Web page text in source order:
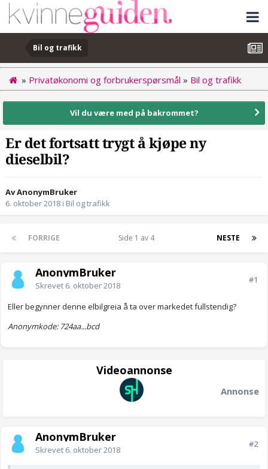
Bil og trafikk
» Privatøkonomi og forbrukerspørsmål » Bil og trafikk
Vil du være med på bakrommet?
Er det fortsatt trygt å kjøpe ny
dieselbil?
Av AnonymBruker
6. oktober 2018 i Bil og trafikk
FORRIGE NESTE
Side 1 av 4
AnonymBruker
Skrevet 6. oktober 2018
#1
Eller begynner denne elbilgreia å ta over markedet fullstendig?
Anonymkode: 724aa...bcd
Videoannonse
Annonse
AnonymBruker
Skrevet 6. oktober 2018
#2